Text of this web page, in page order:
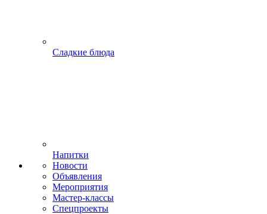
Сладкие блюда
Напитки
Новости
Объявления
Мероприятия
Мастер-классы
Спецпроекты